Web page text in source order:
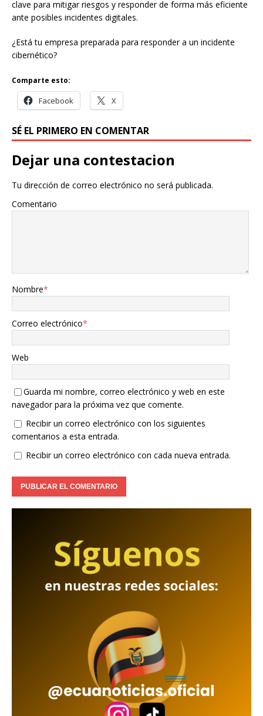
clave para mitigar riesgos y responder de forma más eficiente
ante posibles incidentes digitales.
¿Está tu empresa preparada para responder a un incidente
cibernético?
Comparte esto:
Facebook X
SÉ EL PRIMERO EN COMENTAR
Dejar una contestacion
Tu dirección de correo electrónico no será publicada.
Comentario
Nombre*
Correo electrónico*
Web
Guarda mi nombre, correo electrónico y web en este
navegador para la próxima vez que comente.
Recibir un correo electrónico con los siguientes
comentarios a esta entrada.
Recibir un correo electrónico con cada nueva entrada.